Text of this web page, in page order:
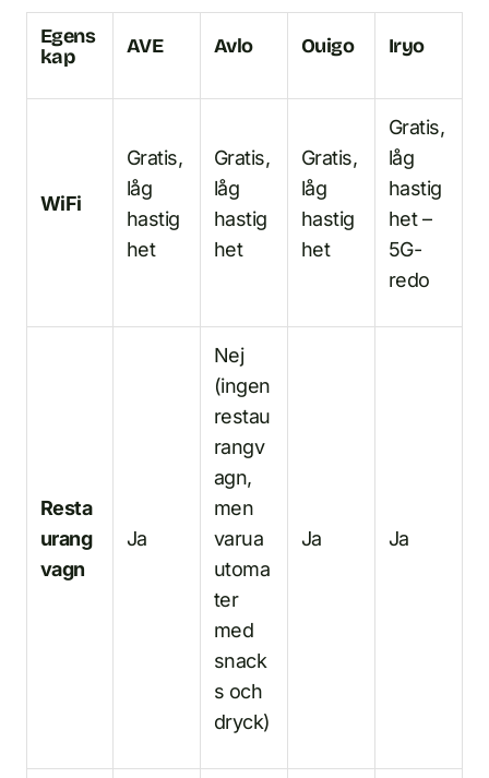
Egens
kap
AVE Avlo Ouigo Iryo
WiFi
Gratis,
låg
hastig
het
Gratis,
låg
hastig
het
Gratis,
låg
hastig
het
Gratis,
låg
hastig
het –
5G-
redo
Resta
urang
vagn
Ja
Nej
(ingen
restau
rangv
agn,
men
varua
utoma
ter
med
snack
s och
dryck)
Ja Ja